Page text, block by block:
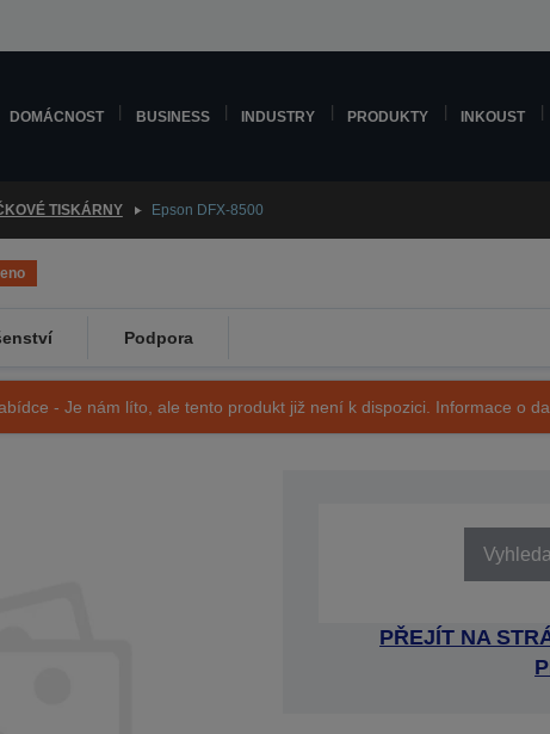
DOMÁCNOST BUSINESS INDUSTRY PRODUKTY INKOUST
TISKÁRNY Epson DFX-8500
Podpora
- Je nám líto, ale tento produkt již není k dispozici. Informace o
PŘEJÍT NA